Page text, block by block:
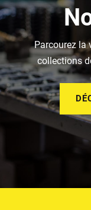
Parcourez la
collections